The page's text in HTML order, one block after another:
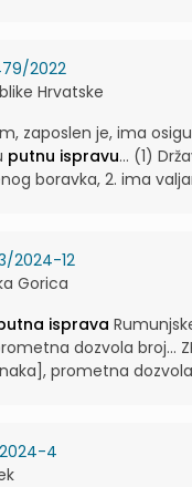
2022
Hrvatske
zaposlen je, ima
putnu ispravu... (1)
boravka, 2. ima
2024-12
Gorica
isprava
dozvola broj...
prometna
4